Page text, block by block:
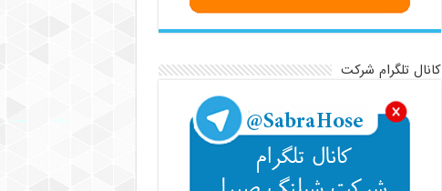
کانال تلگرام شرکت